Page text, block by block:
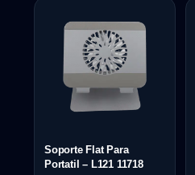
Soporte Flat Para
Portatil – L121 11718